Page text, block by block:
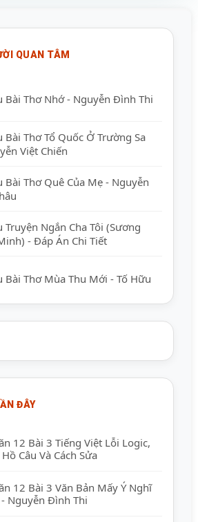
QUAN TÂM
Bài Thơ Nhớ - Nguyễn Đình Thi
Bài Thơ Tổ Quốc Ở Trường Sa
Việt Chiến
Bài Thơ Quê Của Mẹ - Nguyễn
Truyện Ngắn Cha Tôi (Sương
- Đáp Án Chi Tiết
Bài Thơ Mùa Thu Mới - Tố Hữu
ĐÂY
12 Bài 3 Tiếng Việt Lỗi Logic,
Câu Và Cách Sửa
12 Bài 3 Văn Bản Mấy Ý Nghĩ
- Nguyễn Đình Thi